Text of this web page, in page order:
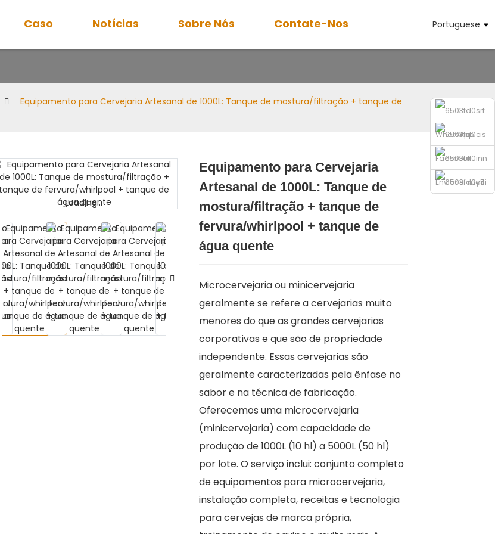
Caso Notícias Sobre Nós Contate-Nos Portuguese
WhatsApp
Facebook
Enviar e-mail
Equipamento para Cervejaria Artesanal de 1000L: Tanque de mostura/filtração + tanque de
Loading...
Loading... Loading...
Loading...
Equipamento para Cervejaria
Artesanal de 1000L: Tanque de
mostura/filtração + tanque de
fervura/whirlpool + tanque de
água quente
Microcervejaria ou minicervejaria
geralmente se refere a cervejarias muito
menores do que as grandes cervejarias
corporativas e que são de propriedade
independente. Essas cervejarias são
geralmente caracterizadas pela ênfase no
sabor e na técnica de fabricação.
Oferecemos uma microcervejaria
(minicervejaria) com capacidade de
produção de 1000L (10 hl) a 5000L (50 hl)
por lote. O serviço inclui: conjunto completo
de equipamentos para microcervejaria,
instalação completa, receitas e tecnologia
para cervejas de marca própria,